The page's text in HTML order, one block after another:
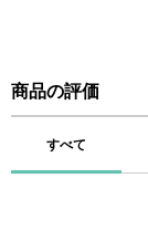
商品の評価
すべて